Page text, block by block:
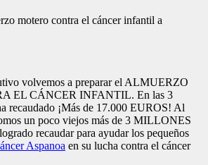
motero contra el cáncer infantil a
volvemos a preparar el ALMUERZO
EL CÁNCER INFANTIL. En las 3
recaudado ¡Más de 17.000 EUROS! Al
un poco viejos más de 3 MILLONES
recaudar para ayudar los pequeños
Aspanoa en su lucha contra el cáncer